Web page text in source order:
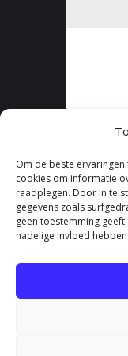
Om de beste
cookies om informatie
raadplegen. Door in te
gegevens zoals
geen toestemming
nadelige invloed